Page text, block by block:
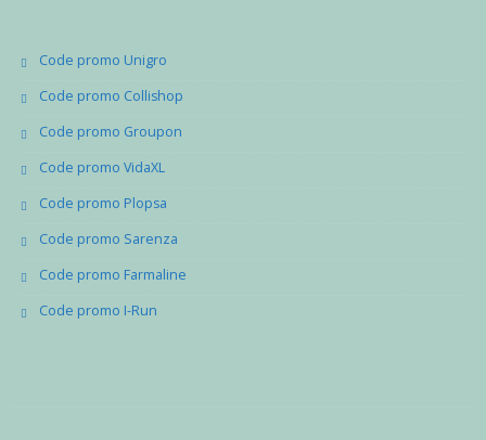
Code promo Unigro
Code promo Collishop
Code promo Groupon
Code promo VidaXL
Code promo Plopsa
Code promo Sarenza
Code promo Farmaline
Code promo I-Run